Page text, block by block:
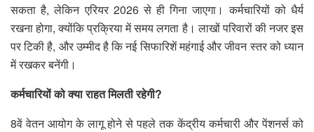
सकता है, लेकिन एरियर 2026 से ही गिना जाएगा। कर्मचारियों को धैर्य
रखना होगा, क्योंकि प्रक्रिया में समय लगता है। लाखों परिवारों की नजर इस
पर टिकी है, और उम्मीद है कि नई सिफारिशें महंगाई और जीवन स्तर को ध्यान
में रखकर बनेंगी।
कर्मचारियों को क्या राहत मिलती रहेगी?
8वें वेतन आयोग के लागू होने से पहले तक केंद्रीय कर्मचारी और पेंशनर्स को